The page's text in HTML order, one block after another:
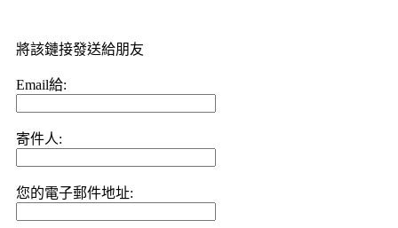
將該鏈接發送給朋友
Email給:
寄件人:
您的電子郵件地址: